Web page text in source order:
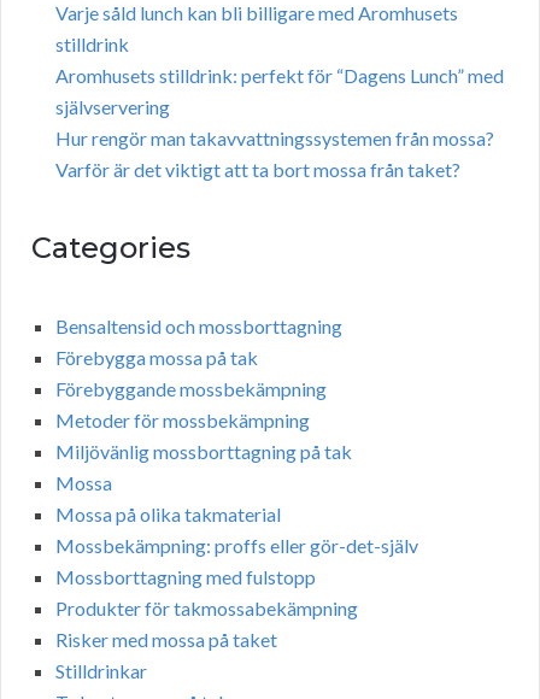
Varje såld lunch kan bli billigare med Aromhusets
stilldrink
Aromhusets stilldrink: perfekt för “Dagens Lunch” med
självservering
Hur rengör man takavvattningssystemen från mossa?
Varför är det viktigt att ta bort mossa från taket?
Categories
Bensaltensid och mossborttagning
Förebygga mossa på tak
Förebyggande mossbekämpning
Metoder för mossbekämpning
Miljövänlig mossborttagning på tak
Mossa
Mossa på olika takmaterial
Mossbekämpning: proffs eller gör-det-själv
Mossborttagning med fulstopp
Produkter för takmossabekämpning
Risker med mossa på taket
Stilldrinkar